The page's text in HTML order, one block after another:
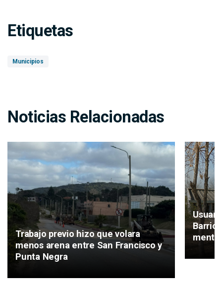
Etiquetas
Municipios
Noticias Relacionadas
Trabajo previo hizo que volara
menos arena entre San Francisco y
Punta Negra